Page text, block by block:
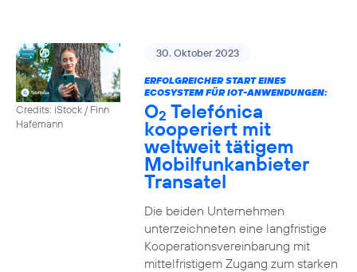
Credits: iStock / Finn
Hafemann
30. Oktober 2023
ERFOLGREICHER START EINES
ECOSYSTEM FÜR IOT-ANWENDUNGEN:
O2 Telefónica
kooperiert mit
weltweit tätigem
Mobilfunkanbieter
Transatel
Die beiden Unternehmen
unterzeichneten eine langfristige
Kooperationsvereinbarung mit
mittelfristigem Zugang zum starken